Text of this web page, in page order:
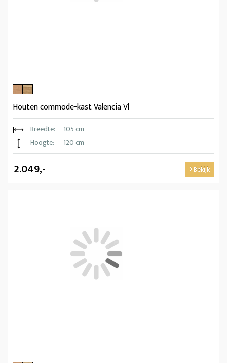
Houten commode-kast Valencia Vl
Breedte:
105 cm
Hoogte:
120 cm
2.049,- Bekijk